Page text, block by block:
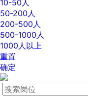
10-50人
50-200人
200-500人
500-1000人
1000人以上
重置
确定